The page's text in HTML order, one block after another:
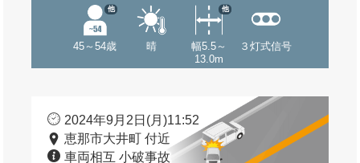
45～54歳
他
晴
幅5.5～
13.0m
他
３灯式信号
2024年9月2日(月)11:52
恵那市大井町 付近
車両相互 小破事故